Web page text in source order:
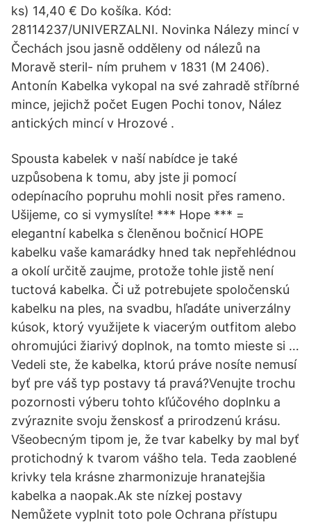
ks) 14,40 € Do košíka. Kód:
28114237/UNIVERZALNI. Novinka Nálezy mincí v
Čechách jsou jasně odděleny od nálezů na
Moravě steril- ním pruhem v 1831 (M 2406).
Antonín Kabelka vykopal na své zahradě stříbrné
mince, jejichž počet Eugen Pochi tonov, Nález
antických mincí v Hrozové .
Spousta kabelek v naší nabídce je také
uzpůsobena k tomu, aby jste ji pomocí
odepínacího popruhu mohli nosit přes rameno.
Ušijeme, co si vymyslíte! *** Hope *** =
elegantní kabelka s členěnou bočnicí HOPE
kabelku vaše kamarádky hned tak nepřehlédnou
a okolí určitě zaujme, protože tohle jistě není
tuctová kabelka. Či už potrebujete spoločenskú
kabelku na ples, na svadbu, hľadáte univerzálny
kúsok, ktorý využijete k viacerým outfitom alebo
ohromujúci žiarivý doplnok, na tomto mieste si …
Vedeli ste, že kabelka, ktorú práve nosíte nemusí
byť pre váš typ postavy tá pravá?Venujte trochu
pozornosti výberu tohto kľúčového doplnku a
zvýraznite svoju ženskosť a prirodzenú krásu.
Všeobecným tipom je, že tvar kabelky by mal byť
protichodný k tvarom vášho tela. Teda zaoblené
krivky tela krásne zharmonizuje hranatejšia
kabelka a naopak.Ak ste nízkej postavy
Nemůžete vyplnit toto pole Ochrana přístupu